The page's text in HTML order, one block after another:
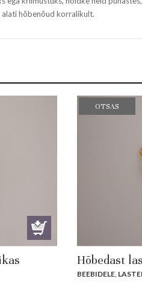
hõbenõud korralikult.
OTSAS
Hõbedast
BEEBIDELE,